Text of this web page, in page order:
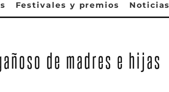
Festivales y premios Noticias
de madres e hijas